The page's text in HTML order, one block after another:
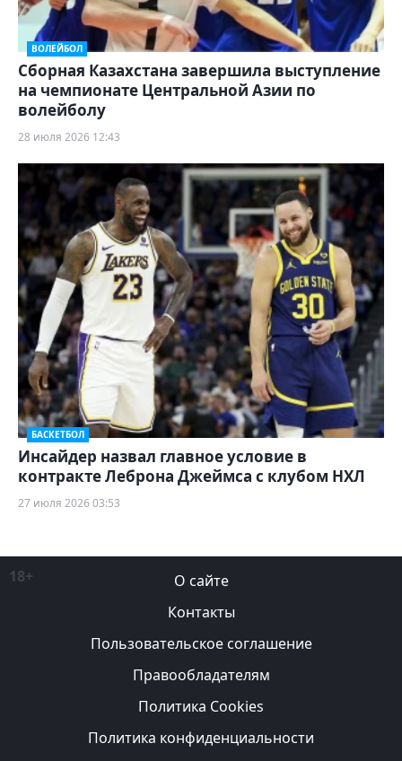
ВОЛЕЙБОЛ
Сборная Казахстана завершила выступление
на чемпионате Центральной Азии по
волейболу
28 июля 2026 12:43
БАСКЕТБОЛ
Инсайдер назвал главное условие в
контракте Леброна Джеймса с клубом НХЛ
27 июля 2026 03:53
18+
О сайте
Контакты
Пользовательское соглашение
Правообладателям
Политика Cookies
Политика конфиденциальности